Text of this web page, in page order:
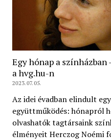
Egy hónap a
a hvg.hu-n
2023.07.05.
Az idei évadban elindult
együttműködés: hónapról
olvashatók tagtársaink
élményeit Herczog Noémi